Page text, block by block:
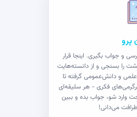
پرو
و جواب بگیری. اینجا قرار
را بسنجی و از دانسته‌هایت
و دانش‌عمومی گرفته تا
فکری - هر سلیقه‌ای
وارد شو، جواب بده و ببین
می‌دانی!